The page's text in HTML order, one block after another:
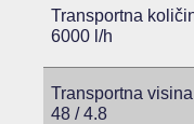
Transportna
6000 l/h
Transportna
48 / 4.8